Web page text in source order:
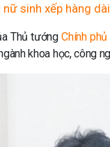
sinh xếp hàng
Thủ tướngChính phủ
khoa học, công